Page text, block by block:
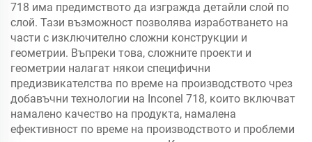
718 има предимството да изгражда детайли слой по
слой. Тази възможност позволява изработването на
части с изключително сложни конструкции и
геометрии. Въпреки това, сложните проекти и
геометрии налагат някои специфични
предизвикателства по време на производството чрез
добавъчни технологии на Inconel 718, които включват
намалено качество на продукта, намалена
ефективност по време на производството и проблеми